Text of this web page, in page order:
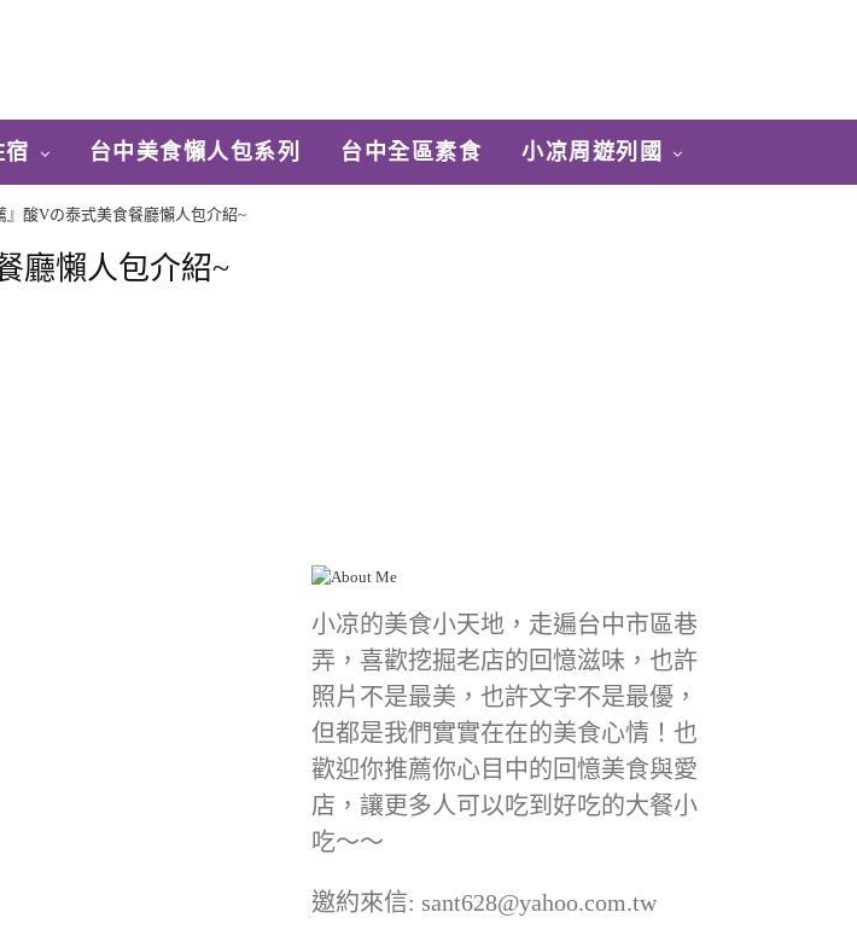
台中美食懶人包系列 台中全區素食 小凉周遊列國
』酸Vの泰式美食餐廳懶人包介紹~
廳懶人包介紹~
小凉的美食小天地，走遍台中市區巷
弄，喜歡挖掘老店的回憶滋味，也許
照片不是最美，也許文字不是最優，
但都是我們實實在在的美食心情！也
歡迎你推薦你心目中的回憶美食與愛
店，讓更多人可以吃到好吃的大餐小
吃～～
邀約來信: sant628@yahoo.com.tw